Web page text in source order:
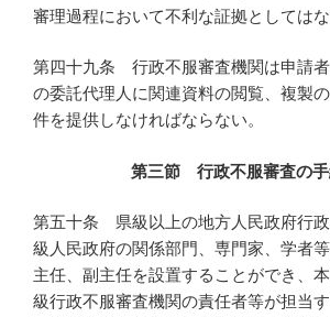
審理過程において不利な証拠としてはな
第四十九条 行政不服審査機関は申請
の委託代理人に関連資料の閲覧、複製
件を提供しなければならない。
第三節 行政不服審査の手
第五十条 県級以上の地方人民政府行
級人民政府の関係部門、専門家、学者等
主任、副主任を設置することができ、
級行政不服審査機関の責任者等が担当す